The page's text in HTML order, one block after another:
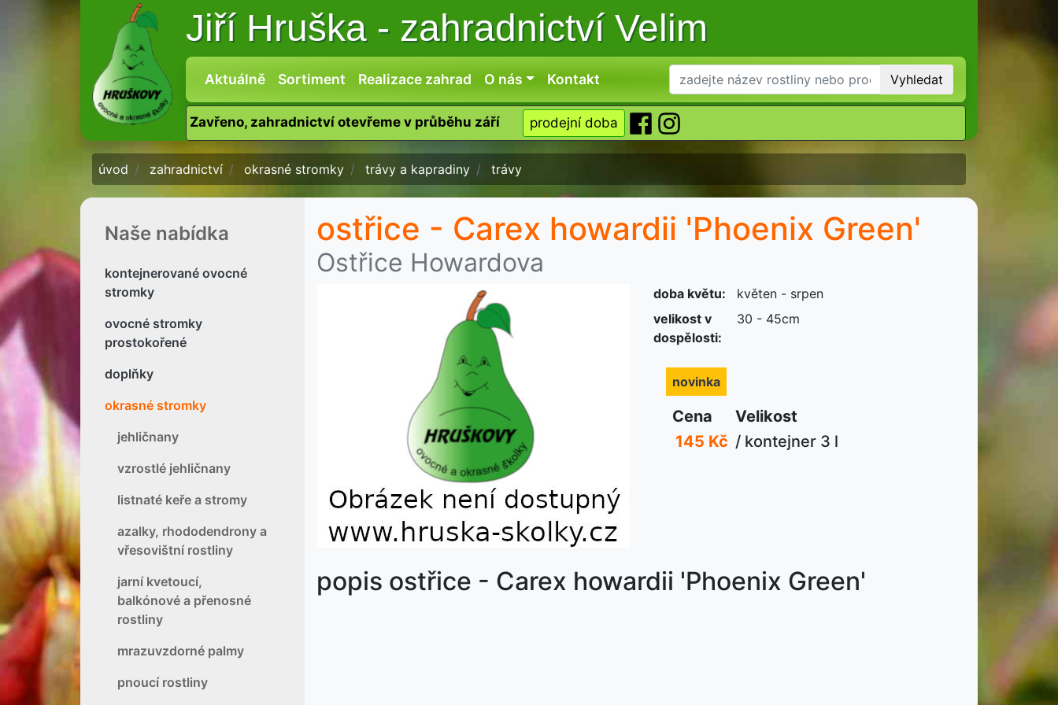
Jiří Hruška -zahradnictví Velim
Aktuálně Sortiment Realizace zahrad O nás Kontakt Vyhledat
Zavřeno, zahradnictví otevřeme v průběhu září prodejní doba
úvod zahradnictví okrasné stromky trávy a kapradiny trávy
Naše nabídka
kontejnerované ovocné
stromky
ovocné stromky
prostokořené
doplňky
okrasné stromky
jehličnany
vzrostlé jehličnany
listnaté keře a stromy
azalky, rhododendrony a
vřesovištní rostliny
jarní kvetoucí,
balkónové a přenosné
rostliny
mrazuvzdorné palmy
pnoucí rostliny
ostřice - Carex howardii 'Phoenix Green'
Ostřice Howardova
doba květu:
květen - srpen
velikost v
dospělosti:
30 - 45cm
novinka
Cena
Velikost
145 Kč / kontejner 3 l
popis ostřice - Carex howardii 'Phoenix Green'